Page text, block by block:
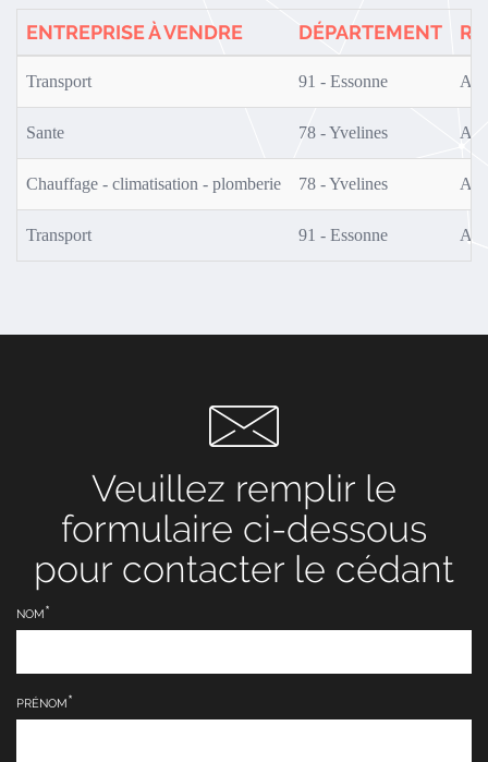
ENTREPRISE À VENDRE DÉPARTEMENT
Transport 91 - Essonne
Sante 78 - Yvelines
Chauffage - climatisation - plomberie 78 - Yvelines
Transport 91 - Essonne
Veuillez remplir le
formulaire ci-dessous
pour contacter le cédant
NOM
PRÉNOM